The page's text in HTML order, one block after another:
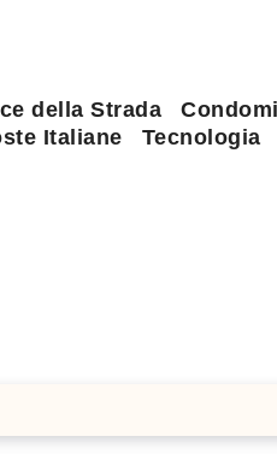
della Strada
Italiane Tecnologia